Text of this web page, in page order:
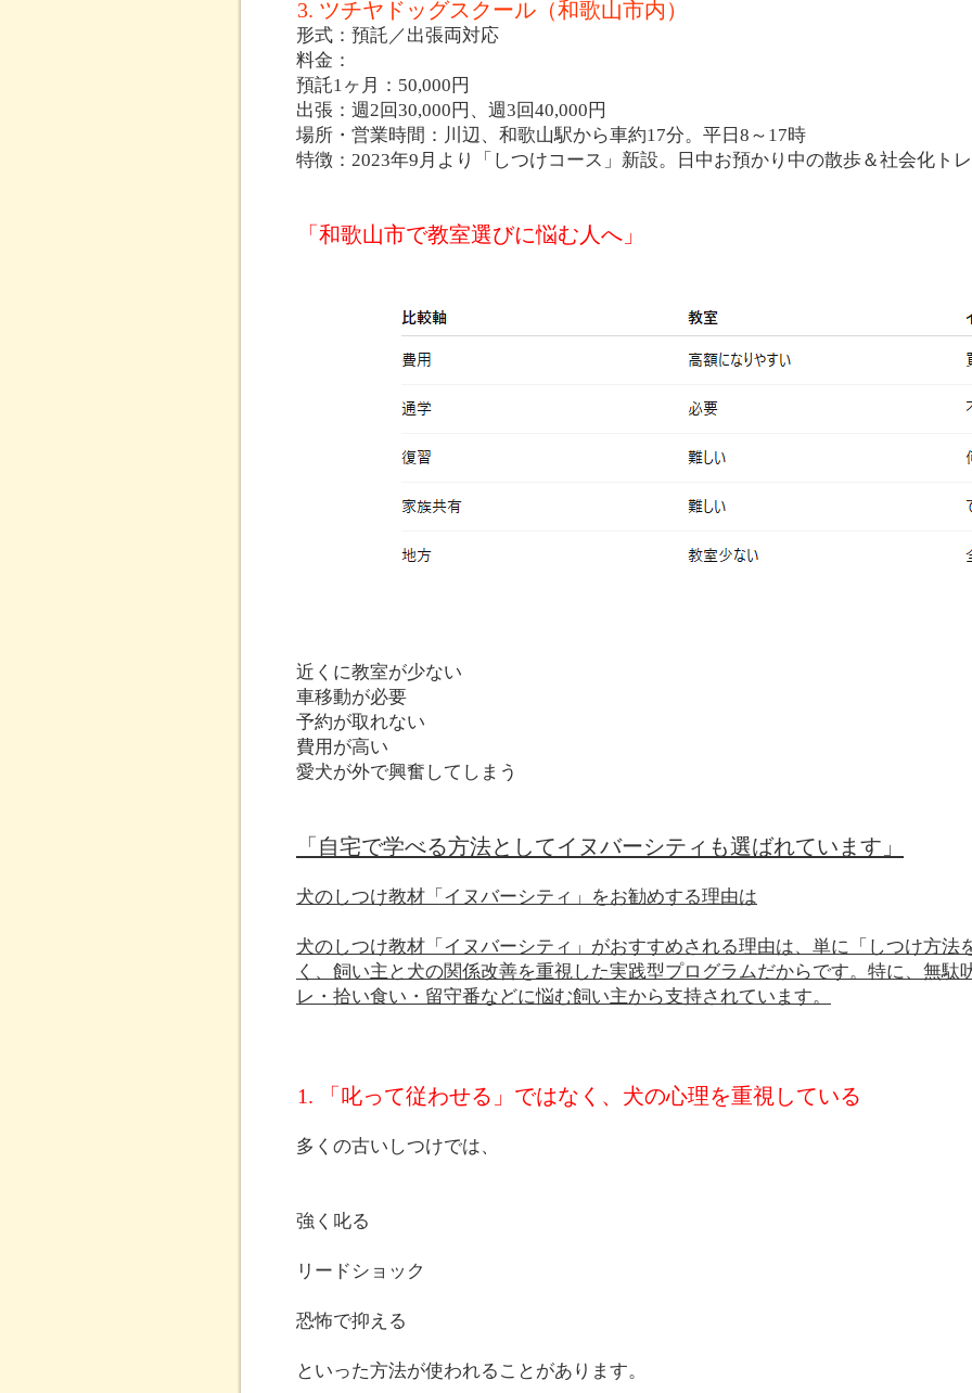
3. ツチヤドッグスクール（和歌山市内）
形式：預託／出張両対応
料金：
預託1ヶ月：50,000円
出張：週2回30,000円、週3回40,000円
場所・営業時間：川辺、和歌山駅から車約17分。平日8～17時
特徴：2023年9月より「しつけコース」新設。日中お預かり中の散歩＆社会化ト
「和歌山市で教室選びに悩む人へ」
近くに教室が少ない
車移動が必要
予約が取れない
費用が高い
愛犬が外で興奮してしまう
「自宅で学べる方法としてイヌバーシティも選ばれています」
犬のしつけ教材「イヌバーシティ」をお勧めする理由は
犬のしつけ教材「イヌバーシティ」がおすすめされる理由は、単に「しつけ方法
く、飼い主と犬の関係改善を重視した実践型プログラムだからです。特に、無駄
レ・拾い食い・留守番などに悩む飼い主から支持されています。
1. 「叱って従わせる」ではなく、犬の心理を重視している
多くの古いしつけでは、
強く叱る
リードショック
恐怖で抑える
といった方法が使われることがあります。